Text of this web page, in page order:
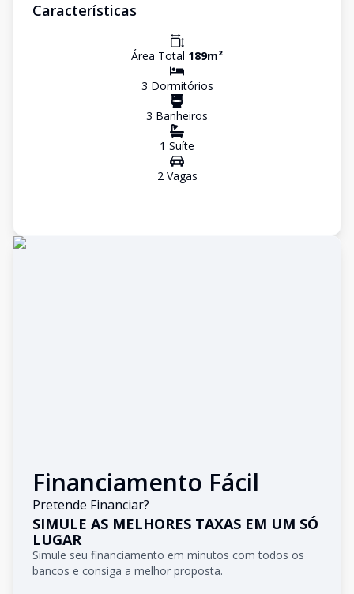
Características
Área Total 189m²
3 Dormitórios
3 Banheiros
1 Suíte
2Vagas
Financiamento Fácil
Pretende Financiar?
SIMULE AS MELHORES TAXAS EM UM SÓ
LUGAR
Simule seu financiamento em minutos com todos os
bancos e consiga a melhor proposta.